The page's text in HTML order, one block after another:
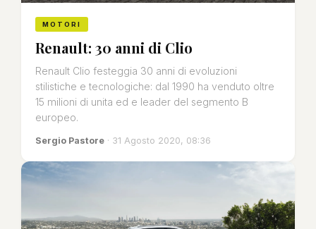
MOTORI
Renault: 30 anni di Clio
Renault Clio festeggia 30 anni di evoluzioni
stilistiche e tecnologiche: dal 1990 ha venduto oltre
15 milioni di unita ed e leader del segmento B
europeo.
Sergio Pastore · 31 Agosto 2020, 08:36